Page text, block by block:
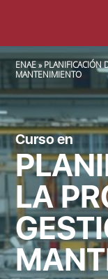
SOBRESCRIBIR ENLACES DE AYUDA A LA NAVEGACIÓN
ENAE PLANIFICACIÓN
MANTENIMIENTO
Curso en
LA